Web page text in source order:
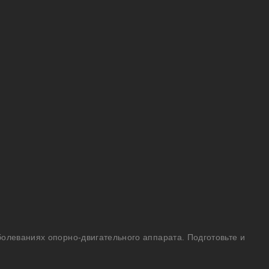
опорно-двигательного аппарата. Подготовьте и